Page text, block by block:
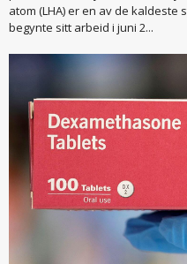
atom (LHA) er en av de kaldeste
begynte sitt arbeid i juni 2...